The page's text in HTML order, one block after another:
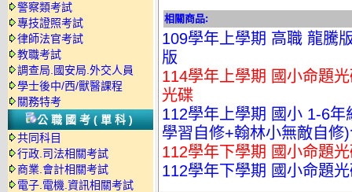
警察類考試
專技證照考試
律師法官考試
教職考試
調查局.國安局.外交人員
學士後中/西/獸醫課程
關務特考
公職國考(單科)
共同科目
行政.司法相關考試
商業.會計相關考試
電子.電機.資訊相關考試
相關商品:
109學年上學期 高職 龍騰
版
114學年上學期 國小命題
光碟
112學年上學期 國小 1-6
學習自修+翰林小無敵自修
112學年下學期 國小命題
112學年下學期 國小命題